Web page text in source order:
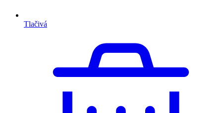
Tlačivá